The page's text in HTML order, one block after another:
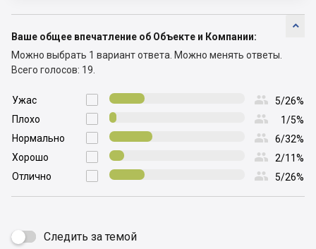

Ваше общее впечатление об Объекте и Компании:
Можно выбрать 1 вариант ответа. Можно менять ответы.
Всего голосов: 19.

Ужас  5/26%

Плохо  1/5%

Нормально  6/32%

Хорошо  2/11%

Отлично  5/26%
Следить за темой